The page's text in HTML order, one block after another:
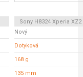
Sony H8324 Xperia
Nový
Dotyková
168 g
135 mm